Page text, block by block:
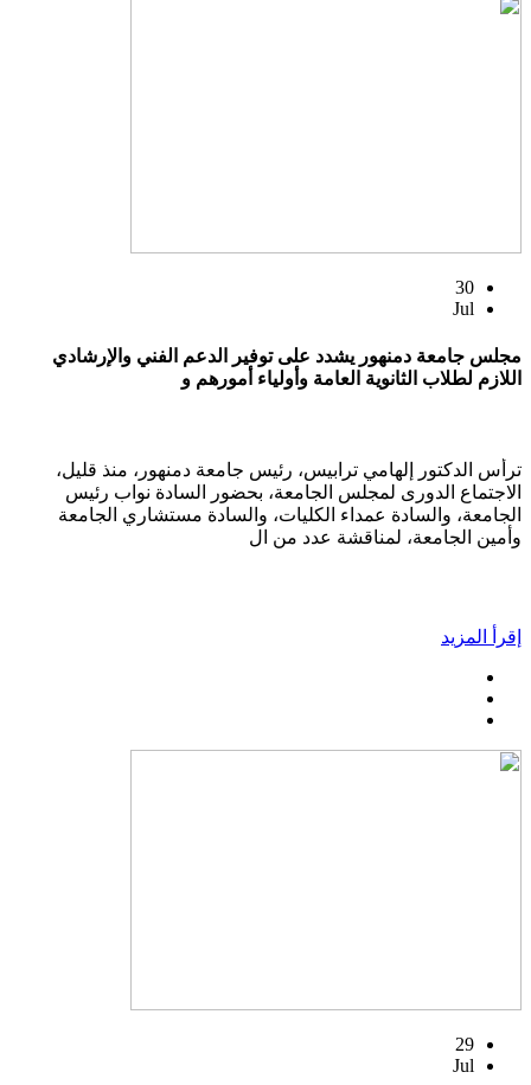
30
Jul
مجلس جامعة دمنهور يشدد على توفير الدعم الفني والإرشادي
اللازم لطلاب الثانوية العامة وأولياء أمورهم و
ترأس الدكتور إلهامي ترابيس، رئيس جامعة دمنهور، منذ قليل،
الاجتماع الدورى لمجلس الجامعة، بحضور السادة نواب رئيس
الجامعة، والسادة عمداء الكليات، والسادة مستشاري الجامعة
وأمين الجامعة، لمناقشة عدد من ال
إقرأ المزيد
29
Jul